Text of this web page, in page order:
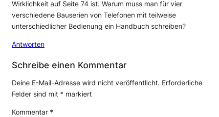
Wirklichkeit auf Seite 74 ist. Warum muss man für vier
verschiedene Bauserien von Telefonen mit teilweise
unterschiedlicher Bedienung ein Handbuch schreiben?
Antworten
Schreibe einen Kommentar
Deine E-Mail-Adresse wird nicht veröffentlicht. Erforderliche
Felder sind mit * markiert
Kommentar *